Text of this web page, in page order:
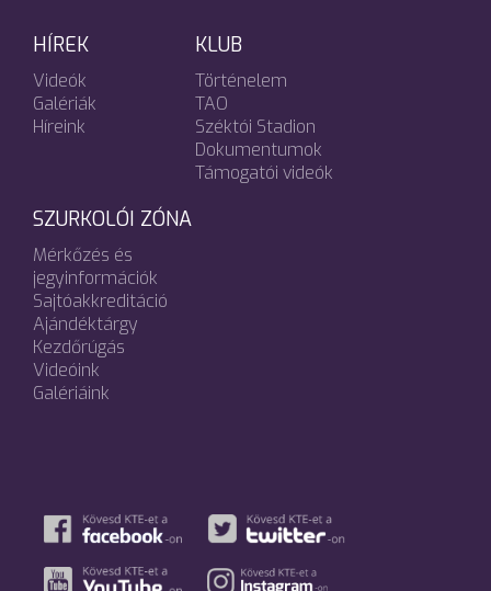
HÍREK
Videók
Galériák
Híreink
KLUB
Történelem
TAO
Széktói Stadion
Dokumentumok
Támogatói videók
SZURKOLÓI ZÓNA
Mérkőzés és
jegyinformációk
Sajtóakkreditáció
Ajándéktárgy
Kezdőrúgás
Videóink
Galériáink